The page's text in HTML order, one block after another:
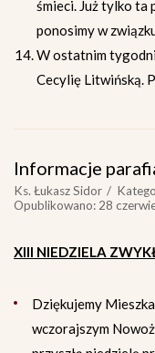
śmieci. Już tylko ta
ponosimy w
W ostatnim
Cecylię Litwińską.
Informacje
Ks. Łukasz Sidor
Opublikowano: 28
XIII NIEDZIELA
Dziękujemy
wczorajszym